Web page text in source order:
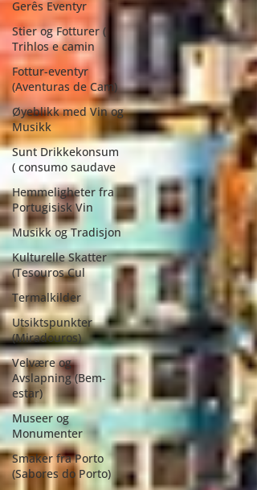
Gerês Eventyr
Stier og Fotturer (
Trihlos e camin
Fottur-eventyr
(Aventuras de Cam)
Øyeblikk med Vin og
Musikk
Sunt Drikkekonsum
( consumo saudave
Hemmeligheter fra
Portugisisk Vin
Musikk og Tradisjon
Kulturelle Skatter
(Tesouros Cul
Termalkilder
Utsiktspunkter
(Miradouros)
Velvære og
Avslapning (Bem-
estar)
Museer og
Monumenter
Smaker fra Porto
(Sabores do Porto)